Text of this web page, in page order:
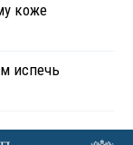
коже
испечь